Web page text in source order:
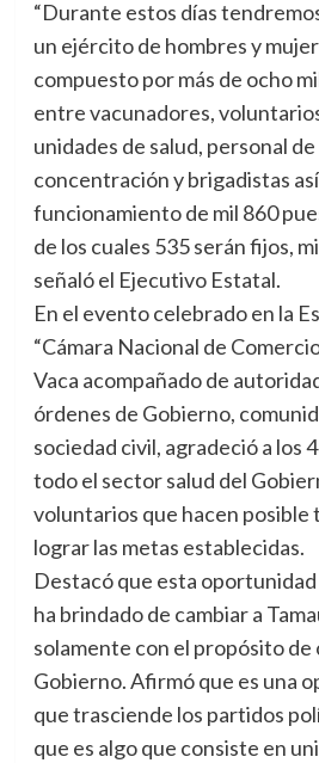
“Durante estos días
un ejército de hombres y
compuesto por más de ocho
entre vacunadores,
unidades de salud, personal
concentración y brigadistas
funcionamiento de mil 860
de los cuales 535 serán fijos,
señaló el Ejecutivo Estatal.
En el evento celebrado en la
“Cámara Nacional de
Vaca acompañado de
órdenes de Gobierno,
sociedad civil, agradeció a los
todo el sector salud del
voluntarios que hacen posible
lograr las metas establecidas.
Destacó que esta oportunidad
ha brindado de cambiar a
solamente con el propósito de
Gobierno. Afirmó que es una
que trasciende los partidos
que es algo que consiste en